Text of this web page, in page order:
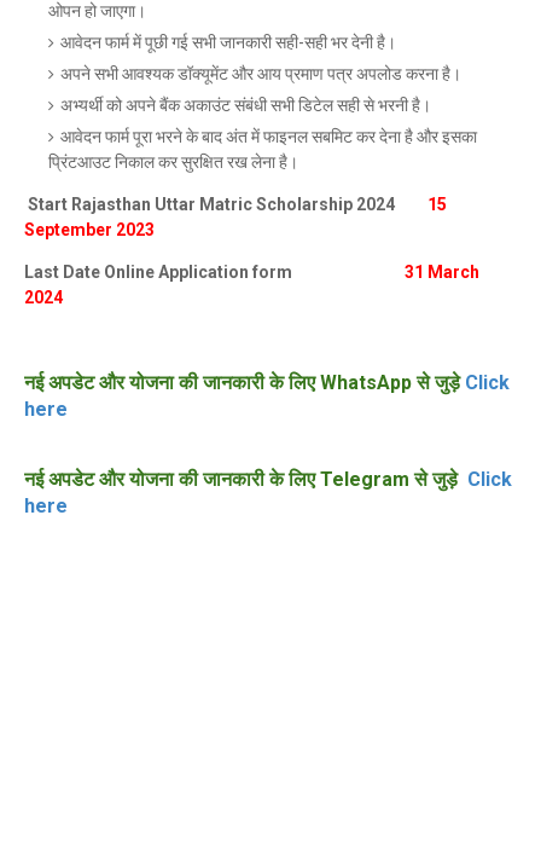
ओपन हो जाएगा।
आवेदन फार्म में पूछी गई सभी जानकारी सही-सही भर देनी है।
अपने सभी आवश्यक डॉक्यूमेंट और आय प्रमाण पत्र अपलोड करना है।
अभ्यर्थी को अपने बैंक अकाउंट संबंधी सभी डिटेल सही से भरनी है।
आवेदन फार्म पूरा भरने के बाद अंत में फाइनल सबमिट कर देना है और इसका
प्रिंटआउट निकाल कर सुरक्षित रख लेना है।
Start Rajasthan Uttar Matric Scholarship 2024 15
September 2023
Last Date Online Application form 31 March
2024
नई अपडेट और योजना की जानकारी के लिए WhatsApp से जुड़ेClick
here
नई अपडेट और योजना की जानकारी के लिए Telegram से जुड़ेClick
here